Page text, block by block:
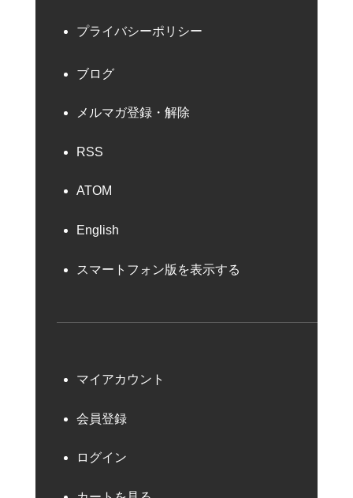
プライバシーポリシー
ブログ
メルマガ登録・解除
RSS
ATOM
English
スマートフォン版を表示する
マイアカウント
会員登録
ログイン